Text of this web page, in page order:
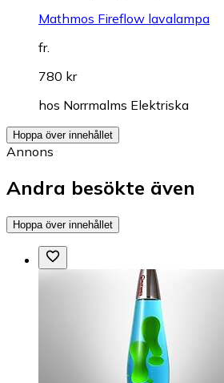
Mathmos Fireflow lavalampa
fr.
780 kr
hos Norrmalms Elektriska
Hoppa över innehållet
Annons
Andra besökte även
Hoppa över innehållet